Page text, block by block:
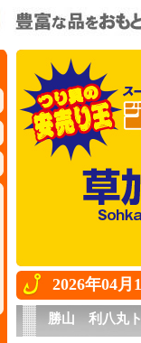
2026年04月
勝山 利八丸